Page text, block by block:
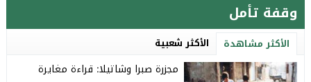
وقفة تأمل
الأكثر مشاهدة الأكثر شعبية
مجزرة صبرا وشاتيلا: قراءة مغايرة